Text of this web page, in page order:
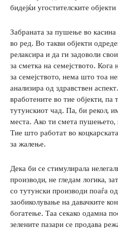
бидејќи угостителските
Забраната за пушење во
во ред. Во такви објекти
релаксира и да ги задоволи
за сметка на семејството.
за семејството, нема што тоа
анализира од здравствен
вработените во тие објекти, па
тутунскиот чад. Па, би рекол,
места. Ако ти смета
Тие што работат во
за жалење.
Дека би се стимулирала
производи, не гледам логика,
со тутунски производи поаѓа
заобиколување на давачките
богатење. Таа секако одамна
зелените пазари се продава